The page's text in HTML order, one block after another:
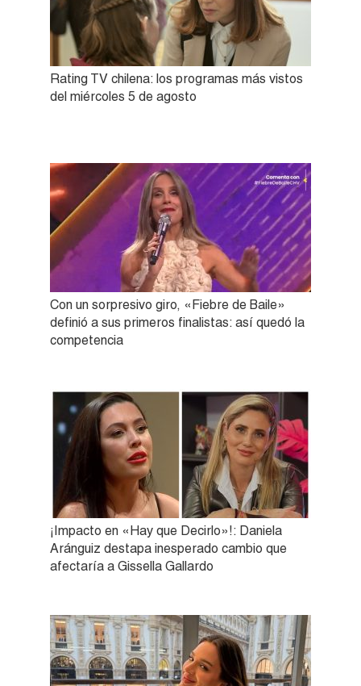
Rating TV chilena: los programas más vistos
del miércoles 5 de agosto
Con un sorpresivo giro, «Fiebre de Baile»
definió a sus primeros finalistas: así quedó la
competencia
¡Impacto en «Hay que Decirlo»!: Daniela
Aránguiz destapa inesperado cambio que
afectaría a Gissella Gallardo